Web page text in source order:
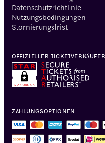
Datenschutzrichtlinie
Nutzungsbedingungen
Stornierungsfrist
ZAHLUNGSOPTIONEN
OFFIZIELLER TICKETVERKÄUFER